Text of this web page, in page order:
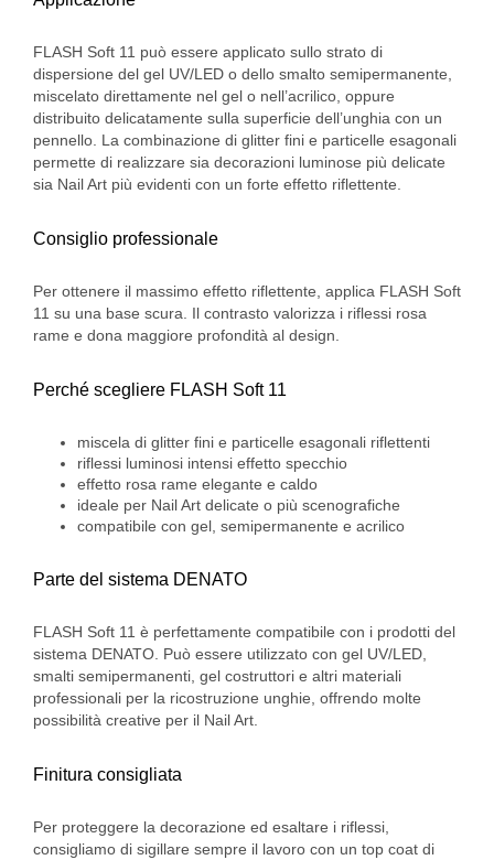
FLASH Soft 11 può essere applicato sullo strato di
dispersione del gel UV/LED o dello smalto semipermanente,
miscelato direttamente nel gel o nell’acrilico, oppure
distribuito delicatamente sulla superficie dell’unghia con un
pennello. La combinazione di glitter fini e particelle esagonali
permette di realizzare sia decorazioni luminose più delicate
sia Nail Art più evidenti con un forte effetto riflettente.
Consiglio professionale
Per ottenere il massimo effetto riflettente, applica FLASH Soft
11 su una base scura. Il contrasto valorizza i riflessi rosa
rame e dona maggiore profondità al design.
Perché scegliere FLASH Soft 11
miscela di glitter fini e particelle esagonali riflettenti
riflessi luminosi intensi effetto specchio
effetto rosa rame elegante e caldo
ideale per Nail Art delicate o più scenografiche
compatibile con gel, semipermanente e acrilico
Parte del sistema DENATO
FLASH Soft 11 è perfettamente compatibile con i prodotti del
sistema DENATO. Può essere utilizzato con gel UV/LED,
smalti semipermanenti, gel costruttori e altri materiali
professionali per la ricostruzione unghie, offrendo molte
possibilità creative per il Nail Art.
Finitura consigliata
Per proteggere la decorazione ed esaltare i riflessi,
consigliamo di sigillare sempre il lavoro con un top coat di